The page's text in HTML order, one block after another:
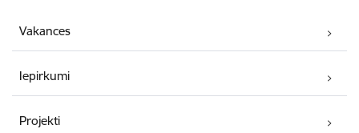
Vakances
Iepirkumi
Projekti